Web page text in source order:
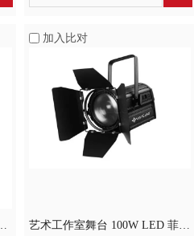
加入比对
艺术工作室舞台 100W LED 菲涅